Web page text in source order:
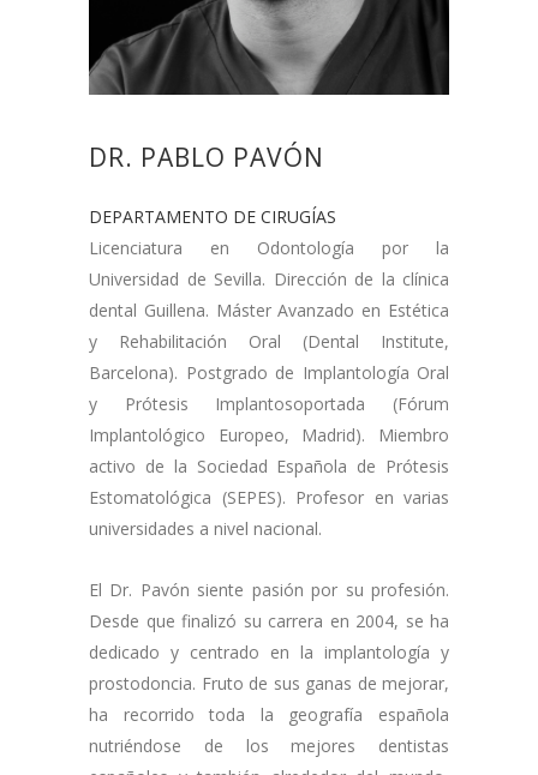
DR. PABLO PAVÓN
DEPARTAMENTO DE CIRUGÍAS
Licenciatura en Odontología por la
Universidad de Sevilla. Dirección de la clínica
dental Guillena. Máster Avanzado en Estética
y Rehabilitación Oral (Dental Institute,
Barcelona). Postgrado de Implantología Oral
y Prótesis Implantosoportada (Fórum
Implantológico Europeo, Madrid). Miembro
activo de la Sociedad Española de Prótesis
Estomatológica (SEPES). Profesor en varias
universidades a nivel nacional.
El Dr. Pavón siente pasión por su profesión.
Desde que finalizó su carrera en 2004, se ha
dedicado y centrado en la implantología y
prostodoncia. Fruto de sus ganas de mejorar,
ha recorrido toda la geografía española
nutriéndose de los mejores dentistas